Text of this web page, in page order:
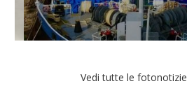
Vedi tutte le fotonotizie